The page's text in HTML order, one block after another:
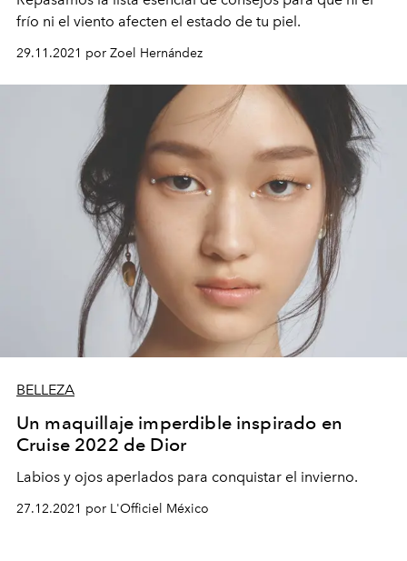
frío ni el viento afecten el estado de tu piel.
29.11.2021 por Zoel Hernández
BELLEZA
Un maquillaje imperdible inspirado en
Cruise 2022 de Dior
Labios y ojos aperlados para conquistar el invierno.
27.12.2021 por L'Officiel México